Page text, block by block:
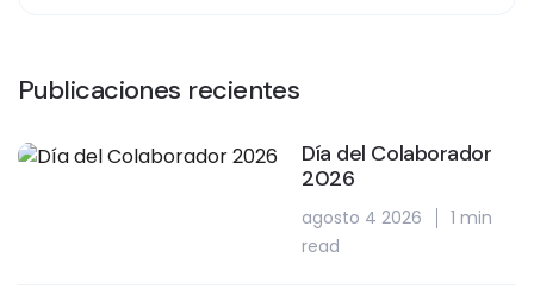
Publicaciones recientes
Día del Colaborador
2026
agosto 4 2026
1 min
read